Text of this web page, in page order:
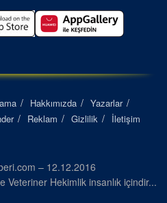
Hakkımızda
Yazarlar
Reklam Gizlilik İletişim
– 12.12.2016
Veteriner Hekimlik insanlık içindir...